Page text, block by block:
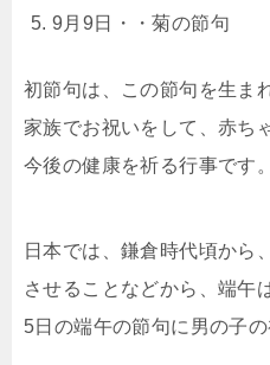
9月9日・・菊の節句
初節句は、この節句を生ま
家族でお祝いをして、赤ち
今後の健康を祈る行事です。
日本では、鎌倉時代頃から
させることなどから、端午
5日の端午の節句に男の子